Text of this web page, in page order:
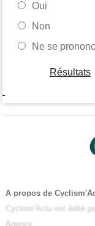
Oui
Non
Ne se
Résultats
-
A propos de
Cyclism'Actu est édité
Agency